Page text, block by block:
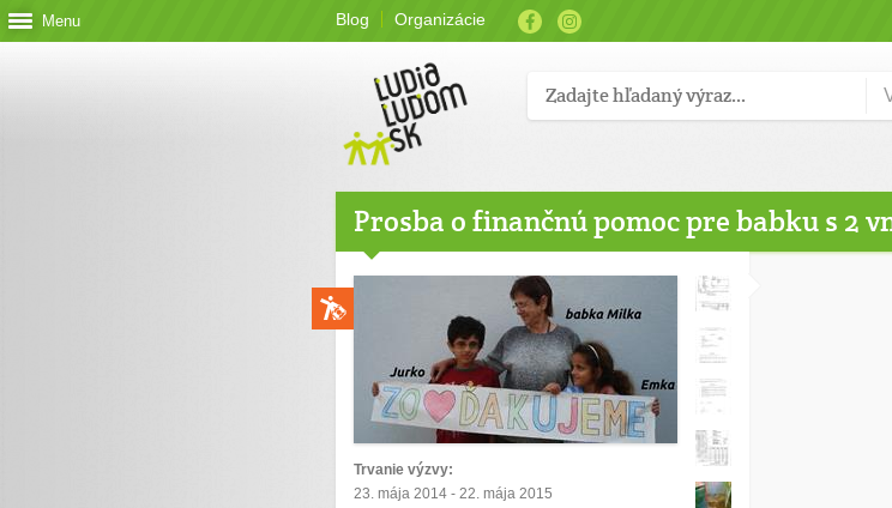
Menu Blog Organizácie
Prosba o finančnú pomoc pre babku s 2
Trvanie výzvy:
23. mája 2014 - 22. mája 2015